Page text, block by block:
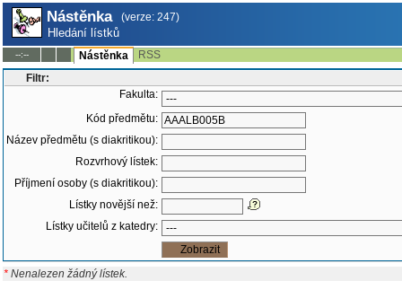
Nástěnka (verze: 247)
Hledání lístků
--:-- Nástěnka
RSS
Filtr:
Fakulta:
Kód předmětu:
Název předmětu (s diakritikou):
Rozvrhový lístek:
Příjmení osoby (s diakritikou):
Lístky novější než:
Lístky učitelů z katedry:
* Nenalezen žádný lístek.